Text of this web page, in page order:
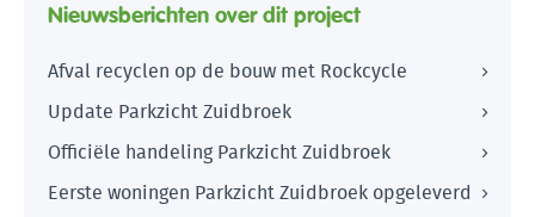
Nieuwsberichten over dit project
Afval recyclen op de bouw met Rockcycle
Update Parkzicht Zuidbroek
Officiële handeling Parkzicht Zuidbroek
Eerste woningen Parkzicht Zuidbroek opgeleverd